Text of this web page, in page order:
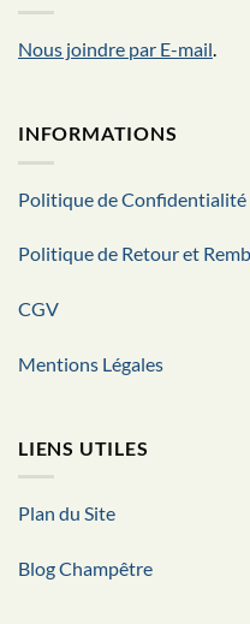
Nous joindre par E-mail.
INFORMATIONS
Politique de Confidentialité
Politique de Retour et
CGV
Mentions Légales
LIENS UTILES
Plan du Site
Blog Champêtre